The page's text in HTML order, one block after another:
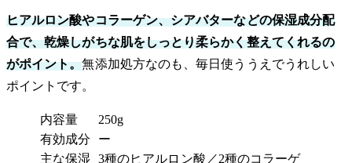
ヒアルロン酸やコラーゲン、シアバターなどの保湿成分配
合で、乾燥しがちな肌をしっとり柔らかく整えてくれるの
がポイント。無添加処方なのも、毎日使ううえでうれしい
ポイントです。
内容量
250g
有効成分
ー
主な保湿
3種のヒアルロン酸／2種のコラーゲ